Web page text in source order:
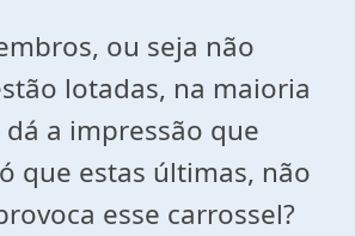
ou seja não
lotadas, na maioria
a impressão que
que estas últimas, não
esse carrossel?